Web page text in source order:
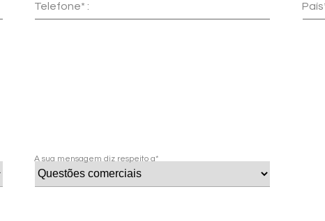
Telefone* :
A sua mensagem diz respeito a*